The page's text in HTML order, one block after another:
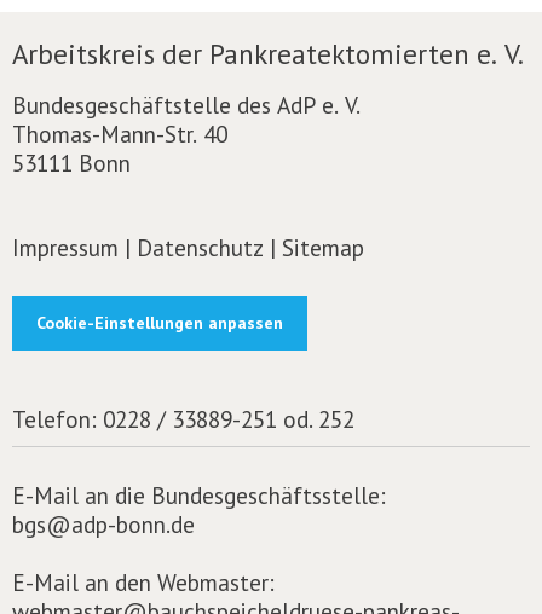
Arbeitskreis der Pankreatektomierten e. V.
Bundesgeschäftstelle des AdP e. V.
Thomas-Mann-Str. 40
53111 Bonn
Impressum | Datenschutz | Sitemap
Cookie-Einstellungen anpassen
Telefon: 0228 / 33889-251 od. 252
E-Mail an die Bundesgeschäftsstelle:
bgs@adp-bonn.de
E-Mail an den Webmaster: